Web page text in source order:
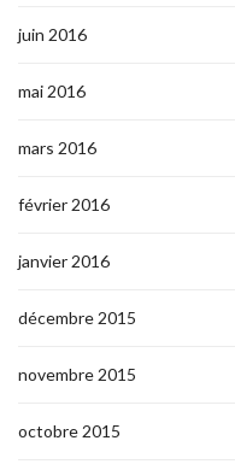
juin 2016
mai 2016
mars 2016
février 2016
janvier 2016
décembre 2015
novembre 2015
octobre 2015